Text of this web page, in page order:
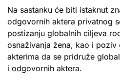
Na sastanku će biti istaknut
odgovornih aktera privatnog
postizanju globalnih ciljeva
osnaživanja žena, kao i poziv
akterima da se pridruže
i odgovornih aktera.